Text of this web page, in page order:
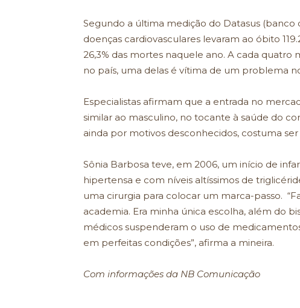
Segundo a última medição do Datasus (banco
doenças cardiovasculares levaram ao óbito
26,3% das mortes naquele ano. A cada
no país, uma delas é vítima de um problema
Especialistas afirmam que a entrada no
similar ao masculino, no tocante à saúde do
ainda por motivos desconhecidos, costuma ser
Sônia Barbosa teve, em 2006, um início de
hipertensa e com níveis altíssimos de
uma cirurgia para colocar um marca-passo.
academia. Era minha única escolha, além do
médicos suspenderam o uso de
em perfeitas condições”, afirma a mineira.
Com informações da NB Comunicação